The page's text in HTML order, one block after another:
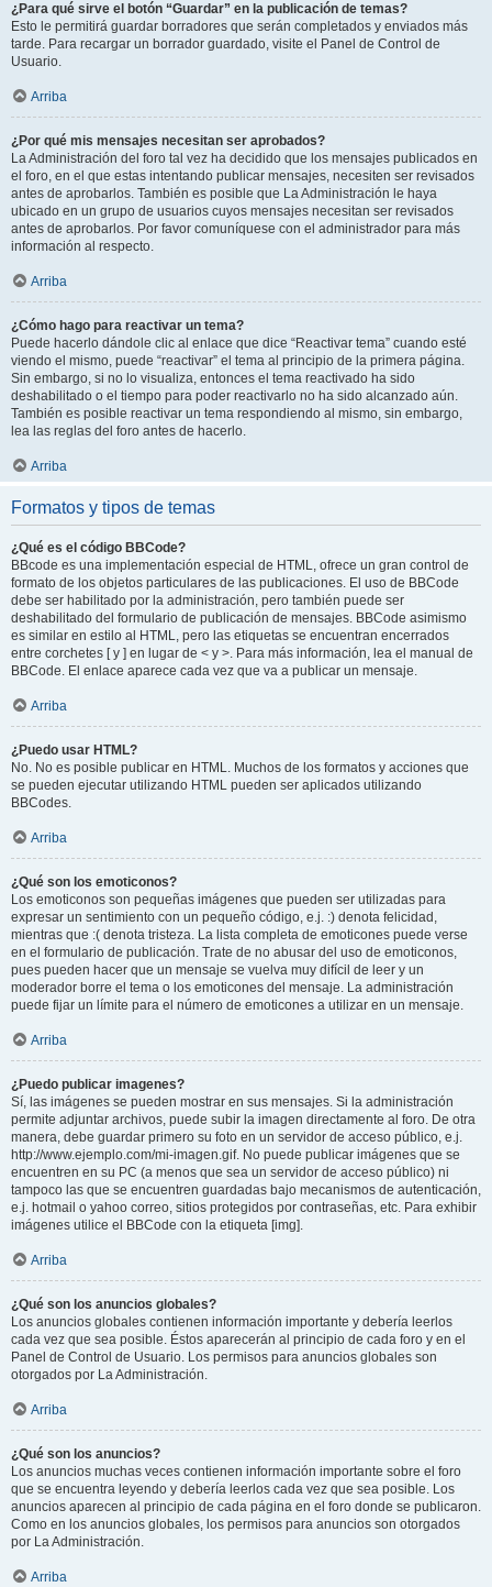
¿Para qué sirve el botón “Guardar” en la publicación de temas?
Esto le permitirá guardar borradores que serán completados y enviados más
tarde. Para recargar un borrador guardado, visite el Panel de Control de
Usuario.
Arriba
¿Por qué mis mensajes necesitan ser aprobados?
La Administración del foro tal vez ha decidido que los mensajes publicados en
el foro, en el que estas intentando publicar mensajes, necesiten ser revisados
antes de aprobarlos. También es posible que La Administración le haya
ubicado en un grupo de usuarios cuyos mensajes necesitan ser revisados
antes de aprobarlos. Por favor comuníquese con el administrador para más
información al respecto.
Arriba
¿Cómo hago para reactivar un tema?
Puede hacerlo dándole clic al enlace que dice “Reactivar tema” cuando esté
viendo el mismo, puede “reactivar” el tema al principio de la primera página.
Sin embargo, si no lo visualiza, entonces el tema reactivado ha sido
deshabilitado o el tiempo para poder reactivarlo no ha sido alcanzado aún.
También es posible reactivar un tema respondiendo al mismo, sin embargo,
lea las reglas del foro antes de hacerlo.
Arriba
Formatos y tipos de temas
¿Qué es el código BBCode?
BBcode es una implementación especial de HTML, ofrece un gran control de
formato de los objetos particulares de las publicaciones. El uso de BBCode
debe ser habilitado por la administración, pero también puede ser
deshabilitado del formulario de publicación de mensajes. BBCode asimismo
es similar en estilo al HTML, pero las etiquetas se encuentran encerrados
entre corchetes [ y ] en lugar de < y >. Para más información, lea el manual de
BBCode. El enlace aparece cada vez que va a publicar un mensaje.
Arriba
¿Puedo usar HTML?
No. No es posible publicar en HTML. Muchos de los formatos y acciones que
se pueden ejecutar utilizando HTML pueden ser aplicados utilizando
BBCodes.
Arriba
¿Qué son los emoticonos?
Los emoticonos son pequeñas imágenes que pueden ser utilizadas para
expresar un sentimiento con un pequeño código, e.j. :) denota felicidad,
mientras que :( denota tristeza. La lista completa de emoticones puede verse
en el formulario de publicación. Trate de no abusar del uso de emoticonos,
pues pueden hacer que un mensaje se vuelva muy difícil de leer y un
moderador borre el tema o los emoticones del mensaje. La administración
puede fijar un límite para el número de emoticones a utilizar en un mensaje.
Arriba
¿Puedo publicar imagenes?
Sí, las imágenes se pueden mostrar en sus mensajes. Si la administración
permite adjuntar archivos, puede subir la imagen directamente al foro. De otra
manera, debe guardar primero su foto en un servidor de acceso público, e.j.
http://www.ejemplo.com/mi-imagen.gif. No puede publicar imágenes que se
encuentren en su PC (a menos que sea un servidor de acceso público) ni
tampoco las que se encuentren guardadas bajo mecanismos de autenticación,
e.j. hotmail o yahoo correo, sitios protegidos por contraseñas, etc. Para exhibir
imágenes utilice el BBCode con la etiqueta [img].
Arriba
¿Qué son los anuncios globales?
Los anuncios globales contienen información importante y debería leerlos
cada vez que sea posible. Éstos aparecerán al principio de cada foro y en el
Panel de Control de Usuario. Los permisos para anuncios globales son
otorgados por La Administración.
Arriba
¿Qué son los anuncios?
Los anuncios muchas veces contienen información importante sobre el foro
que se encuentra leyendo y debería leerlos cada vez que sea posible. Los
anuncios aparecen al principio de cada página en el foro donde se publicaron.
Como en los anuncios globales, los permisos para anuncios son otorgados
por La Administración.
Arriba